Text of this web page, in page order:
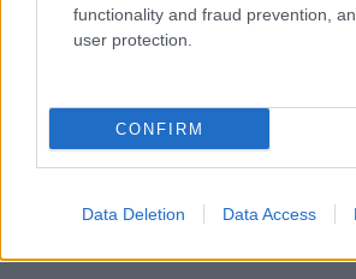
functionality and fraud prevention,
user protection.
CONFIRM
Data Deletion Data Access